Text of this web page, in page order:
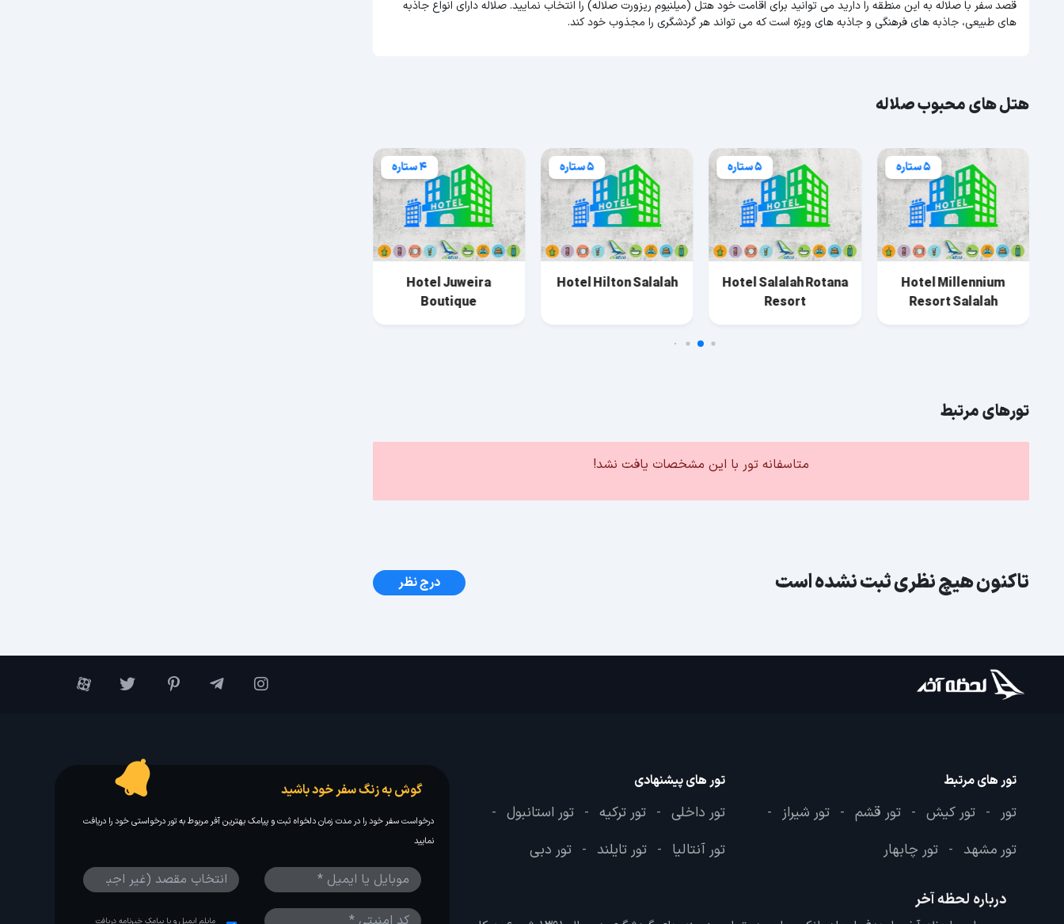
قصد سفر با صلاله به این منطقه را دارید می توانید برای اقامت خود هتل (میلنیوم ریزورت صلاله) را انتخاب نمایید. صلاله دارای انواع جاذبه
های طبیعی، جاذبه های فرهنگی و جاذبه های ویژه است که می تواند هر گردشگری را مجذوب خود کند.
هتل های محبوب صلاله
5 ستاره
Hotel Millennium
Resort Salalah
5 ستاره
Hotel Salalah Rotana
Resort
5 ستاره
Hotel Hilton Salalah
4 ستاره
Hotel Juweira
Boutique
تورهای مرتبط
متاسفانه تور با این مشخصات یافت نشد!
تاکنون هیچ نظری ثبت نشده است درج نظر
تور های مرتبط
تور - تور کیش - تور قشم - تور شیراز -
تور مشهد - تور چابهار
تور های پیشنهادی
تور داخلی - تور ترکیه - تور استانبول -
تور آنتالیا - تور تایلند - تور دبی
درباره لحظه آخر
گوش به زنگ سفر خود باشید
درخواست سفر خود را در مدت زمان دلخواه ثبت و پیامک بهترین آفر مربوط به تور درخواستی خود را دریافت
نمایید
مایلم ایمیل و یا پیامک خبرنامه دریافت